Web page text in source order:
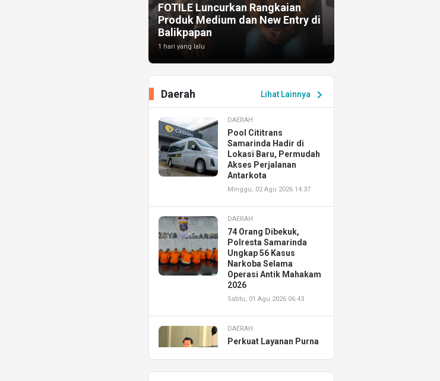
FOTILE Luncurkan Rangkaian
Produk Medium dan New Entry di
Balikpapan
1 hari yang lalu
Lihat Lainnya chevron_right
Daerah
DAERAH
Pool Cititrans
Samarinda Hadir di
Lokasi Baru, Permudah
Akses Perjalanan
Antarkota
Minggu, 02 Agu 2026 14:37
DAERAH
74 Orang Dibekuk,
Polresta Samarinda
Ungkap 56 Kasus
Narkoba Selama
Operasi Antik Mahakam
2026
Sabtu, 01 Agu 2026 06:43
DAERAH
Perkuat Layanan Purna
Resmikan AHASS